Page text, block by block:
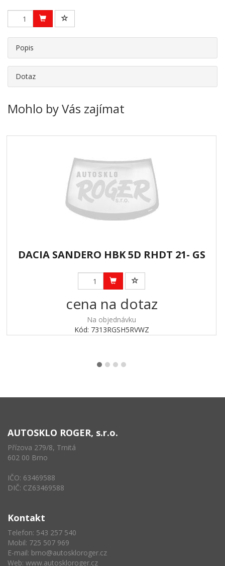
Popis
Dotaz
Mohlo by Vás zajímat
DACIA SANDERO HBK 5D RHDT 21- GS
cena na dotaz
Na objednávku
Kód: 7313RGSH5RVWZ
AUTOSKLO ROGER, s.r.o.
Přízova 279/8, Trnitá
602 00 Brno
IČO: 63469588
DIČ: CZ63469588
Kontakt
Telefon: 543 257 540
Mobil: 725 507 969
E-mail: brno@autoskloroger.cz
Web: www.autoskloroger.cz